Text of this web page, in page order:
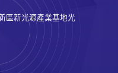
區新光源產業基地光